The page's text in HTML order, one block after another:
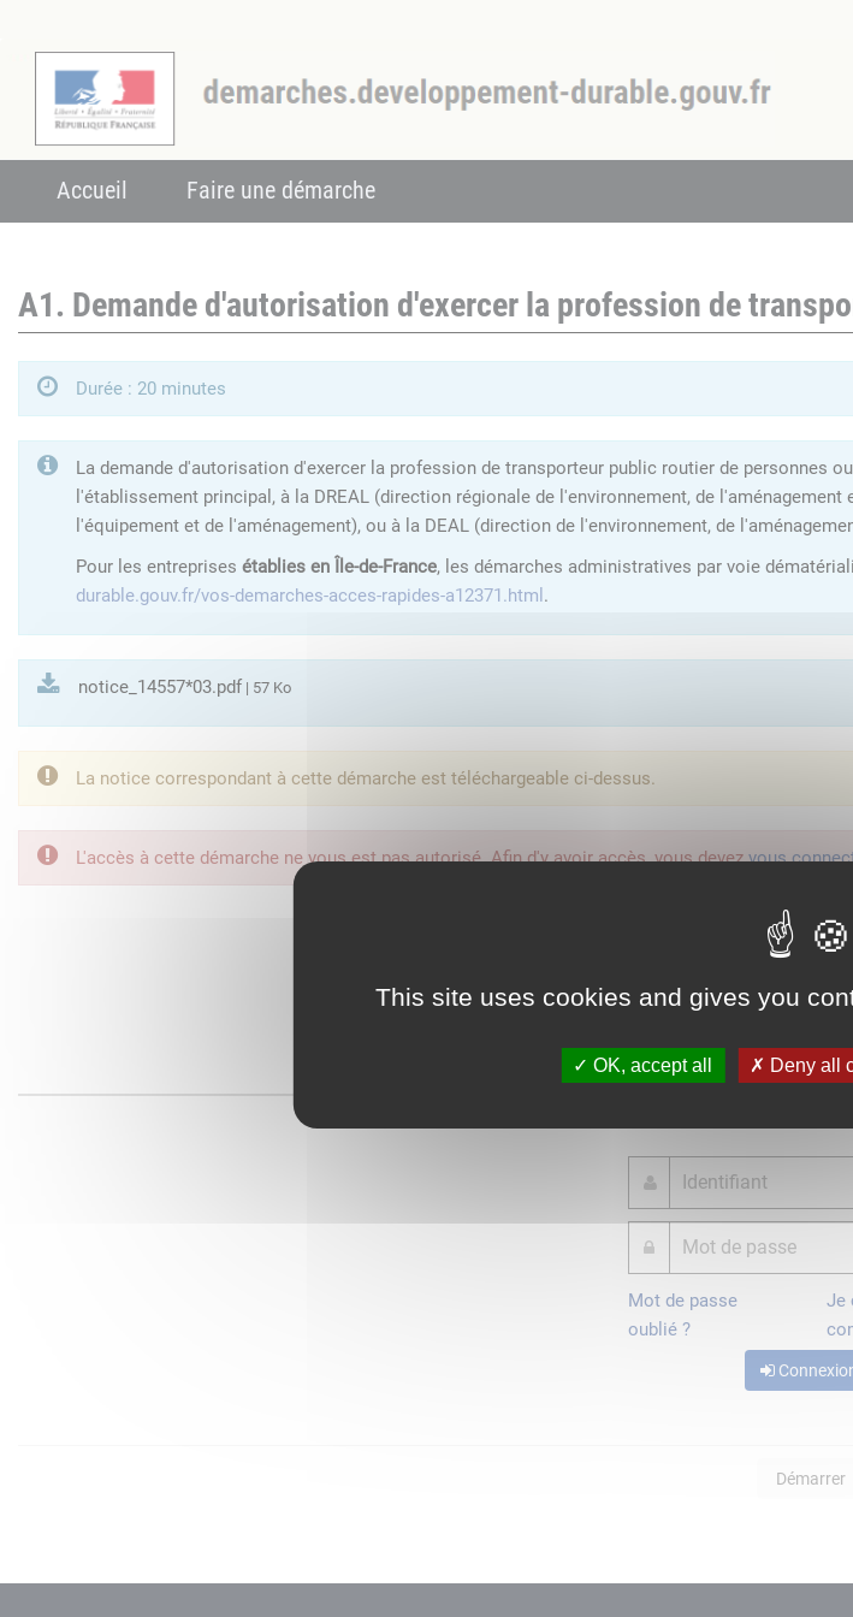
This site uses cookies and gives you
OK, accept all Deny all
Accueil Faire une démarche
A1. Demande d'autorisation d'exercer la profession de
Durée : 20 minutes
La demande d'autorisation d'exercer la profession de transporteur public routier de personnes
l'établissement principal, à la DREAL (direction régionale de l'environnement, de
l'équipement et de l'aménagement), ou à la DEAL (direction de l'environnement, de
Pour les entreprises établies en Île-de-France, les démarches administratives par voie
durable.gouv.fr/vos-demarches-acces-rapides-a12371.html .
notice_14557*03.pdf | 57 Ko
La notice correspondant à cette démarche est téléchargeable ci-dessus.
L'accès à cette démarche ne vous est pas autorisé. Afin d'y avoir accès, vous devezvous
FranceConnect est la solution proposée par l'Etat pour
Qu'est-ce que
Mot de passe
oublié ?
Je
Démarrer